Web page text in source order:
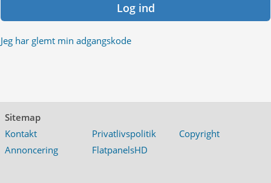
Log ind
Jeg har glemt min adgangskode
Sitemap
Kontakt
Privatlivspolitik
Copyright
Annoncering
FlatpanelsHD